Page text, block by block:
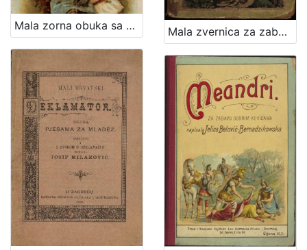
Mala zorna obuka sa hrv., njem., i franc. riječima Mala zvernica za zabavu i pouku mladeži : s bojadisanim prema naravi nacertanimi slikami važnijim sisarah i dodanim tumačenjem